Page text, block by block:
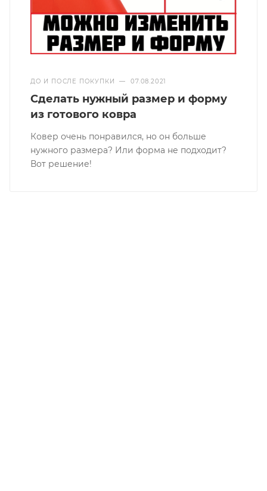
ДО И ПОСЛЕ ПОКУПКИ — 07.08.2021
Сделать нужный размер и форму
из готового ковра
Ковер очень понравился, но он больше
нужного размера? Или форма не подходит?
Вот решение!